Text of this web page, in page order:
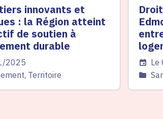
innovants et
: la Région atteint
de soutien à
durable
2025
Territoire
Date
Le